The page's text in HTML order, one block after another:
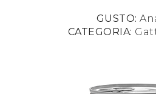
GUSTO:
CATEGORIA: